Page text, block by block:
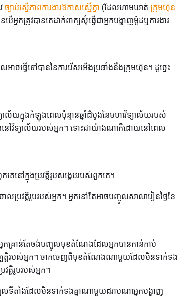
ច្បាប់ស្មើភាពការងារឱកាសស្មើគ្នា (ដែលហាមឃាត់ ក្រុមហ៊ុន
រូវបានគេដាក់ពាក្យសុំធ្វើជាអ្នកបង្ហាញម៉ូដឬការងារ
ាចធ្វើទៅបាននៃការរើសអើងប្រឆាំងនឹងក្រុមហ៊ុន។ ដូច្នេះ
ាល័យក្នុងកំឡុងពេលប៉ុន្មានឆ្នាំដំបូងនៃមហាវិទ្យាល័យរបស់
នៅវិទ្យាល័យរបស់អ្នក។ ទោះជាយ៉ាងណាក៏ដោយនៅពេល
គេនៅក្នុងប្រវត្តិរូបសង្ខេបរបស់ពួកគេ។
ប្រវត្តិរូបរបស់អ្នក។ អ្នកនៅតែអាចបញ្ចូលសាលារៀនថ្ងៃខែ
នកគ្រាន់តែចង់បញ្ចូលមុខតំណែងដែលអ្នកបានកាន់កាប់
បត្តិរបស់អ្នក។ ចាកចេញពីមុខតំណែងណាមួយដែលមិនទាក់ទង
ត្តិរូបរបស់អ្នក។
លទីតាំងដែលមិនទាក់ទងគ្នាណាមួយដរាបណាអ្នកបង្ហាញ